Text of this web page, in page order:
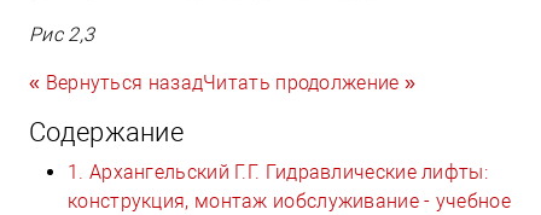
Рис 2,3
« Вернуться назадЧитать продолжение »
Содержание
1. Архангельский Г.Г. Гидравлические лифты:
конструкция, монтаж иобслуживание - учебное